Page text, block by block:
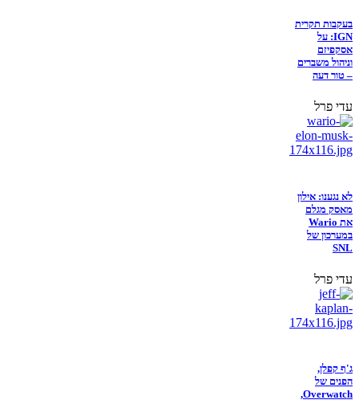
בעקבות תקרית
IGN: על
אסקפיזם
וניהול משברים
– טור דעה
עדי פרל
לא נגענו: אילון
מאסק מגלם
את Wario
במערכון של
SNL
עדי פרל
ג'ף קפלן,
הפנים של
Overwatch,